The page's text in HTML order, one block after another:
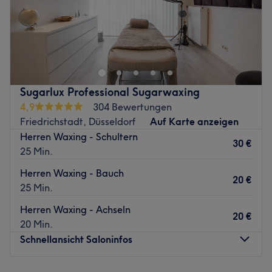
Haut lieben, Haut beobachten, Haut pflegen und nur von
den besten Produkten und Zutaten küssen lassen! Dein
Haut-Coach in der Schloßstraße 6 in Düsseldorf-
Pempelfort macht genau das! Ob jung oder alt, deine
Haut hat auch mal eine Auszeit verdient! Finde deinen
Wunschtermin jetzt ganz einfach online oder per App
über Treatwell und zeig deiner Haut, wie sehr du sie
schätzt.
Sugarlux Professional Sugarwaxing
4,9
304 Bewertungen
Friedrichstadt, Düsseldorf
Auf Karte anzeigen
Herren Waxing - Schultern
25 Min.
30 €
Herren Waxing - Bauch
25 Min.
20 €
Herren Waxing - Achseln
20 Min.
20 €
Schnellansicht Saloninfos